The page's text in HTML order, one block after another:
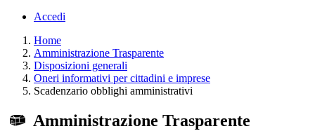
Accedi
Home
Amministrazione Trasparente
Disposizioni generali
Oneri informativi per cittadini e imprese
Scadenzario obblighi amministrativi
Amministrazione Trasparente